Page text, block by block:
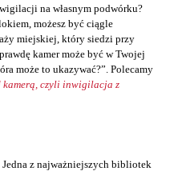
na własnym podwórku?
możesz być ciągle
miejskiej, który siedzi przy
kamer może być w Twojej
może to ukazywać?”. Polecamy
kamerą, czyli inwigilacja z
z najważniejszych bibliotek